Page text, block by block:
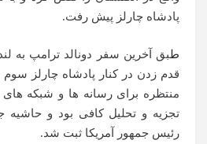
پادشاه چارلز پیش رفت.
طبق آخرین سفر دونالد ترامپ به لندن ، دونالد ترامپ هنگام
قدم زدن در کنار پادشاه چارلز سوم
منتظره برای رسانه ها و شبکه های
تجزیه و تحلیل کافی بود و حاشیه
رئیس جمهور آمریکا ثبت شد.